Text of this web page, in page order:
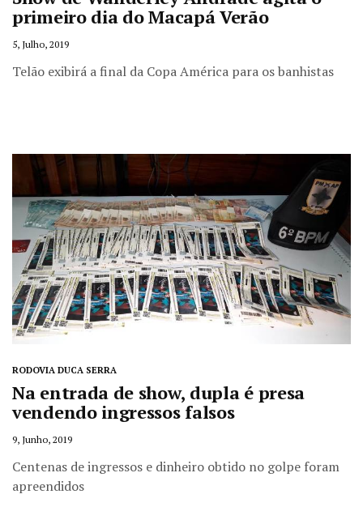
primeiro dia do Macapá Verão
5, Julho, 2019
Telão exibirá a final da Copa América para os banhistas
RODOVIA DUCA SERRA
Na entrada de show, dupla é presa
vendendo ingressos falsos
9, Junho, 2019
Centenas de ingressos e dinheiro obtido no golpe foram
apreendidos